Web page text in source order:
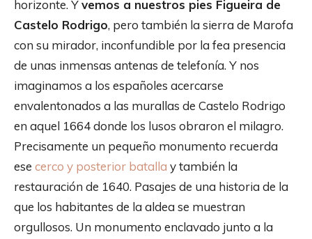
horizonte. Yvemos a nuestros pies Figueira de
Castelo Rodrigo, pero también la sierra de Marofa
con su mirador, inconfundible por la fea presencia
de unas inmensas antenas de telefonía. Y nos
imaginamos a los españoles acercarse
envalentonados a las murallas de Castelo Rodrigo
en aquel 1664 donde los lusos obraron el milagro.
Precisamente un pequeño monumento recuerda
ese cerco y posterior batalla y también la
restauración de 1640. Pasajes de una historia de la
que los habitantes de la aldea se muestran
orgullosos. Un monumento enclavado junto a la